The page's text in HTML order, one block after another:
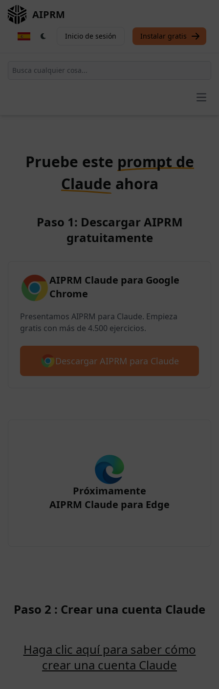
AIPRM
Inicio de sesión Instalar gratis
Pruebe este prompt de
Claude ahora
Paso 1: Descargar AIPRM
gratuitamente
AIPRM Claude para Google
Chrome
Presentamos AIPRM para Claude. Empieza
gratis con más de 4.500 ejercicios.
Descargar AIPRM para Claude
Próximamente
AIPRM Claude para Edge
Paso 2 : Crear una cuenta Claude
Haga clic aquí para saber cómo
crear una cuenta Claude